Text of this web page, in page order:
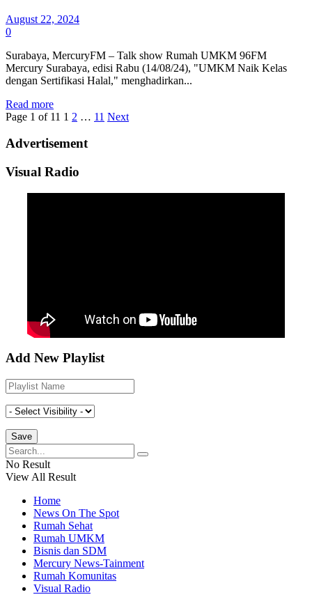
August 22, 2024
0
Surabaya, MercuryFM – Talk show Rumah UMKM 96FM
Mercury Surabaya, edisi Rabu (14/08/24), "UMKM Naik Kelas
dengan Sertifikasi Halal," menghadirkan...
Read moreDetails
Page 1 of 11 1 2 … 11 Next
Advertisement
Visual Radio
Add New Playlist
No Result
View All Result
Home
News On The Spot
Rumah Sehat
Rumah UMKM
Bisnis dan SDM
Mercury News-Tainment
Rumah Komunitas
Visual Radio